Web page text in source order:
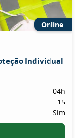
Online
Individual
04h
15
Sim